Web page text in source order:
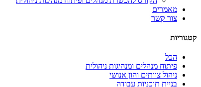
מאמרים
צור קשר
קטגוריות
הכל
פיתוח מנהלים ומנהיגות ניהולית
ניהול צוותים והון אנושי
בניית תוכניות עבודה